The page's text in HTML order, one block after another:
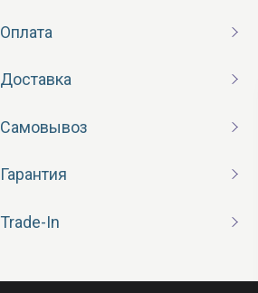
Оплата
Доставка
Самовывоз
Гарантия
Trade-In